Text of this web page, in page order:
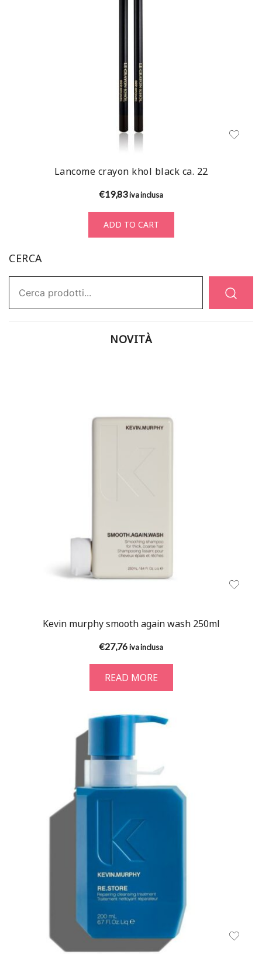
Lancome crayon khol black ca. 22
€19,83iva inclusa
ADD TO CART
CERCA
NOVITÀ
Kevin murphy smooth again wash 250ml
€27,76iva inclusa
READ MORE